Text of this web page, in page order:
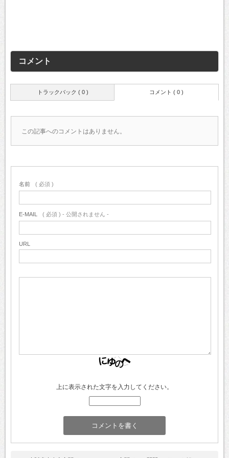
コメント
トラックバック ( 0 ) コメント ( 0 )
この記事へのコメントはありません。
名前 ( 必須 )
E-MAIL ( 必須 ) - 公開されません -
URL
上に表示された文字を入力してください。